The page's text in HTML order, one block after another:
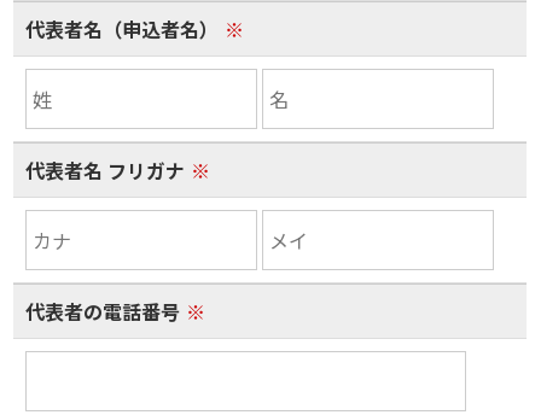
代表者名（申込者名） ※
代表者名 フリガナ ※
代表者の電話番号 ※